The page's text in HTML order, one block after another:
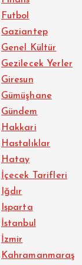
Futbol
Gaziantep
Genel Kültür
Gezilecek Yerler
Giresun
Gümüşhane
Gündem
Hakkari
Hastalıklar
Hatay
İçecek Tarifleri
Iğdır
Isparta
İstanbul
İzmir
Kahramanmaraş